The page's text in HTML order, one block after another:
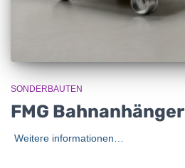
SONDERBAUTEN
FMG Bahnanhänger
Weitere informationen…